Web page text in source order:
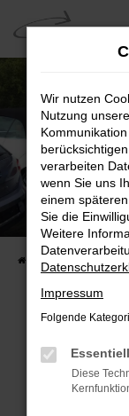
Zum
Hauptinhalt
springen
Unser
Fehler:
Beim Laden
Hier sind ein
Wir nutzen
Nutzung
verarbeiten
wenn Sie uns
einem
Sie die
Weitere
Impressum
Folgende
Essentiell
Diese